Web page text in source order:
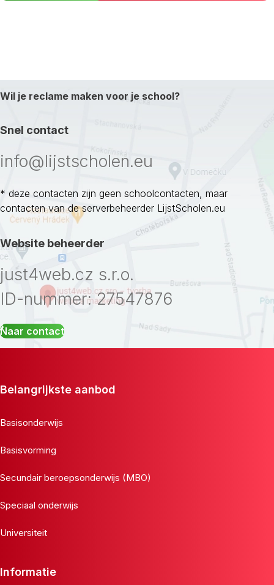
Wil je reclame maken voor je school?
Snel contact
info@lijstscholen.eu
* deze contacten zijn geen schoolcontacten, maar
contacten van de serverbeheerder LijstScholen.eu
Website beheerder
just4web.cz s.r.o.
ID-nummer: 27547876
Naar contact
Belangrijkste aanbod
Basisonderwijs
Basisvorming
Secundair beroepsonderwijs (MBO)
Speciaal onderwijs
Universiteit
Informatie